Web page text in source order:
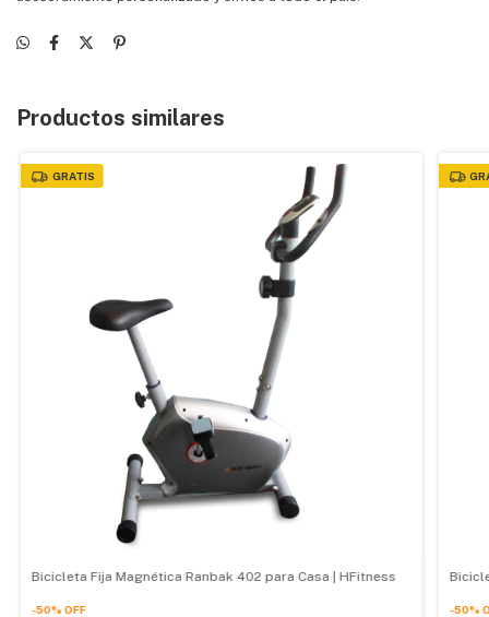
Productos similares
GRATIS
Bicicleta Fija Magnética Ranbak 402 para Casa | HFitness
-50% OFF -50%